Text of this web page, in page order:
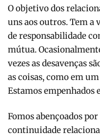
O objetivo dos
uns aos outros. Tem a
de responsabilidade
mútua.
vezes as desavenças
as coisas, como em
Estamos
Fomos abençoados
continuidade